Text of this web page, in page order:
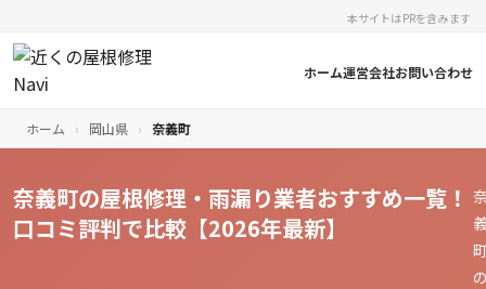
本サイトはPRを含みます
ホーム運営会社お問い合わせ
ホーム › 岡山県 › 奈義町
奈義町の屋根修理・雨漏り業者おすすめ一覧！
口コミ評判で比較【2026年最新】